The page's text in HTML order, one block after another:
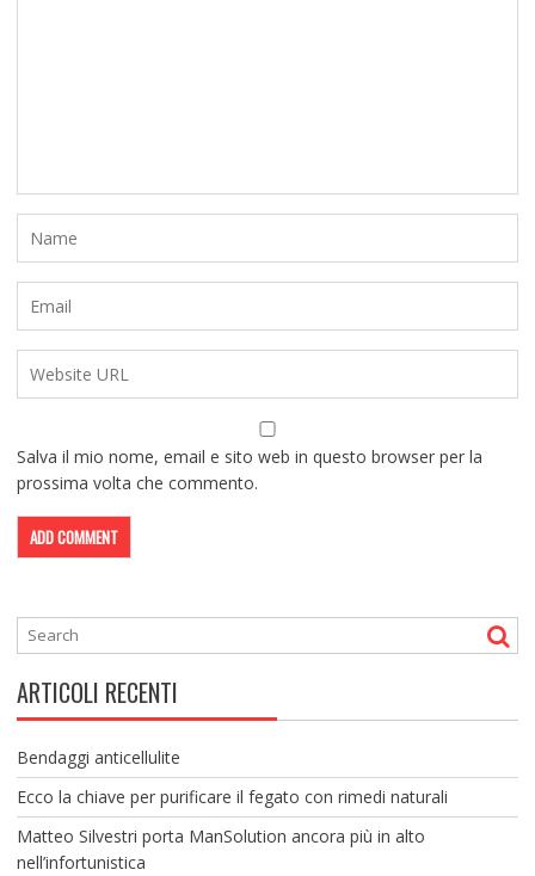
Salva il mio nome, email e sito web in questo browser per la
prossima volta che commento.
ARTICOLI RECENTI
Bendaggi anticellulite
Ecco la chiave per purificare il fegato con rimedi naturali
Matteo Silvestri porta ManSolution ancora più in alto
nell’infortunistica